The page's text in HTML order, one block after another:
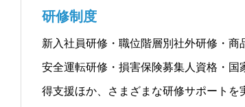
研修制度
新入社員研修・職位階層別社外研修・商
安全運転研修・損害保険募集人資格・国
得支援ほか、さまざまな研修サポートを